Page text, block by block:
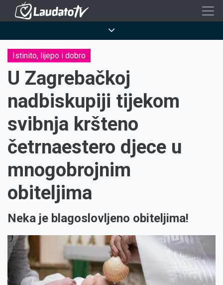
Skoči
sadržaj
Istinito, lijepo i dobro
U Zagrebačkoj
nadbiskupiji tijekom
svibnja kršteno
četrnaestero djece u
mnogobrojnim
obiteljima
Neka je blagoslovljeno obiteljima!